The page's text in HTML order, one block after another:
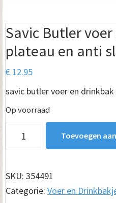
Savic Butler
plateau en anti
€ 12.95
savic butler voer en
Op voorraad
Butler
en
drinkbak
Toevoegen
SKU: 354491
Categorie: Voer en